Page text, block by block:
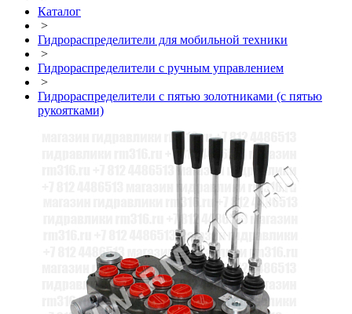
Каталог
>
Гидрораспределители для мобильной техники
>
Гидрораспределители с ручным управлением
>
Гидрораспределители с пятью золотниками (с пятью
рукоятками)